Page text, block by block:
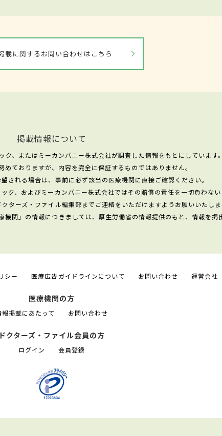
載に関するお問い合わせはこちら
掲載情報について
、またはミーカンパニー株式会社が調査した情報をもとにしています。
めておりますが、内容を完全に保証するものではありません。
される場合は、事前に必ず該当の医療機関に直接ご確認ください。
ク、およびミーカンパニー株式会社ではその賠償の責任を一切負わない
ターズ・ファイル編集部までご連絡をいただけますようお願いいたしま
関」の情報につきましては、厚生労働省の情報提供のもと、情報を掲
シー 医療広告ガイドラインについて お問い合わせ 運営会社
医療機関の方
報掲載にあたって お問い合わせ
ドクターズ・ファイル会員の方
ログイン 会員登録